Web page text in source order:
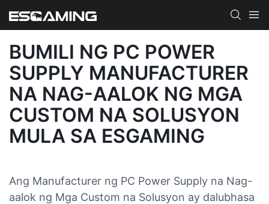
BUMILI NG PC POWER
SUPPLY MANUFACTURER
NA NAG-AALOK NG MGA
CUSTOM NA SOLUSYON
MULA SA ESGAMING
Ang Manufacturer ng PC Power Supply na Nag-
aalok ng Mga Custom na Solusyon ay dalubhasa